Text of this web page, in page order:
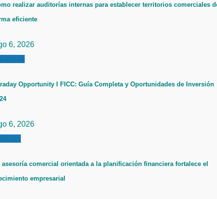
realizar auditorías internas para establecer territorios comerciales
eficiente
6, 2026
Opportunity I FICC: Guía Completa y Oportunidades de Inversión
6, 2026
asesoría comercial orientada a la planificación financiera fortalece el
empresarial